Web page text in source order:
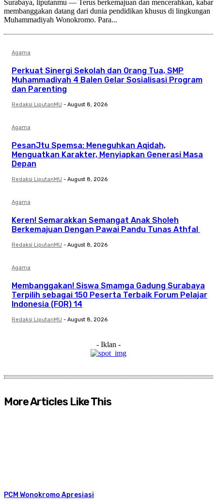
Surabaya, liputanmu — Terus berkemajuan dan mencerahkan, kabar
membanggakan datang dari dunia pendidikan khusus di lingkungan
Muhammadiyah Wonokromo. Para...
Agama
Perkuat Sinergi Sekolah dan Orang Tua, SMP
Muhammadiyah 4 Balen Gelar Sosialisasi Program
dan Parenting
Redaksi LiputanMU - August 8, 2026
Agama
PesanJtu Spemsa: Meneguhkan Aqidah,
Menguatkan Karakter, Menyiapkan Generasi Masa
Depan
Redaksi LiputanMU - August 8, 2026
Agama
Keren! Semarakkan Semangat Anak Sholeh
Berkemajuan Dengan Pawai Pandu Tunas Athfal
Redaksi LiputanMU - August 8, 2026
Agama
Membanggakan! Siswa Smamga Gadung Surabaya
Terpilih sebagai 150 Peserta Terbaik Forum Pelajar
Indonesia (FOR) 14
Redaksi LiputanMU - August 8, 2026
- Iklan -
More Articles Like This
PCM Wonokromo Apresiasi